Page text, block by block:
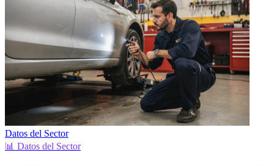
Datos del Sector
📊 Datos del Sector